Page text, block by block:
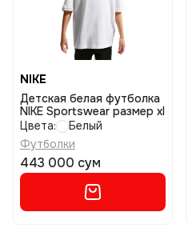
NIKE
Детская белая футболка
NIKE Sportswear размер xl
Цвета:
Белый
Футболки
443 000 сум